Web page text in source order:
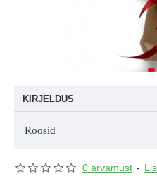
KIRJELDUS
Roosid
0 arvamust -